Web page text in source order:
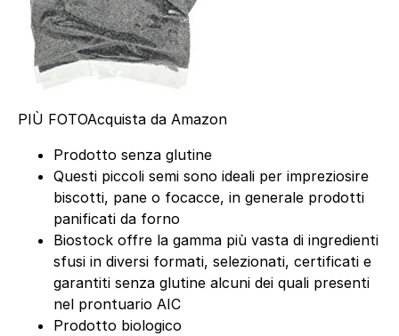
PIÙ FOTOAcquista da Amazon
Prodotto senza glutine
Questi piccoli semi sono ideali per impreziosire
biscotti, pane o focacce, in generale prodotti
panificati da forno
Biostock offre la gamma più vasta di ingredienti
sfusi in diversi formati, selezionati, certificati e
garantiti senza glutine alcuni dei quali presenti
nel prontuario AIC
Prodotto biologico